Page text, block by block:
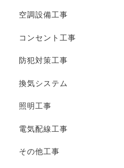
空調設備工事
コンセント工事
防犯対策工事
換気システム
照明工事
電気配線工事
その他工事